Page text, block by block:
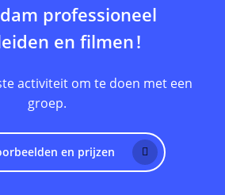
professioneel
en filmen!
activiteit om te doen met een
groep.
en prijzen